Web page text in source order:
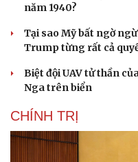
năm 1940?
Tại sao Mỹ bất ngờ
Trump từng rất cả
Biệt đội UAV tử thần
Nga trên biển
CHÍNH TRỊ